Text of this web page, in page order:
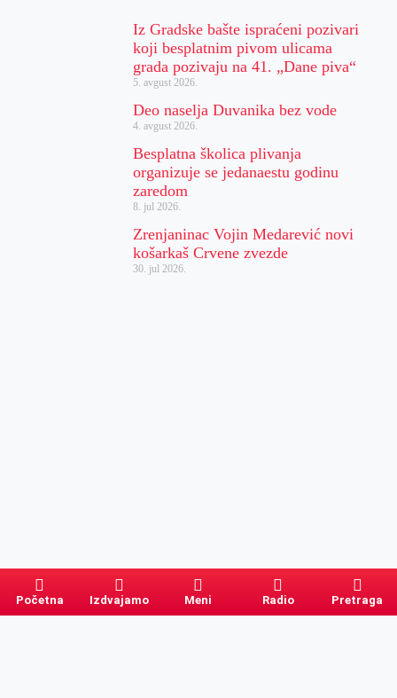
Iz Gradske bašte ispraćeni pozivari
koji besplatnim pivom ulicama
grada pozivaju na 41. „Dane piva“
5. avgust 2026.
Deo naselja Duvanika bez vode
4. avgust 2026.
Besplatna školica plivanja
organizuje se jedanaestu godinu
zaredom
8. jul 2026.
Zrenjaninac Vojin Medarević novi
košarkaš Crvene zvezde
30. jul 2026.
Početna Izdvajamo Meni Radio Pretraga